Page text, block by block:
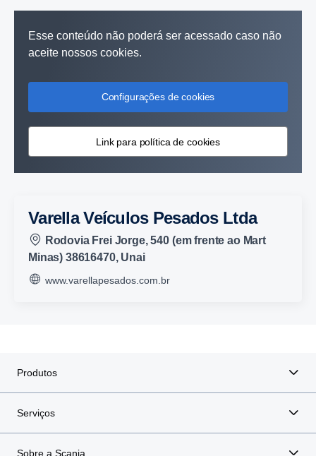
Esse conteúdo não poderá ser acessado caso não
aceite nossos cookies.
Configurações de cookies
Link para política de cookies
Varella Veículos Pesados Ltda
Rodovia Frei Jorge, 540 (em frente ao Mart
Minas) 38616470, Unai
www.varellapesados.com.br
Produtos
Serviços
Sobre a Scania